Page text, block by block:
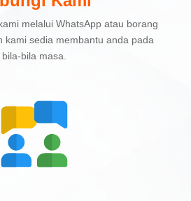
melalui WhatsApp atau borang
kami sedia membantu anda pada
bila-bila masa.